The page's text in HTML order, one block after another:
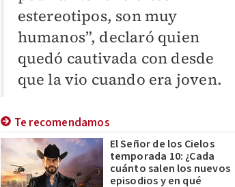
estereotipos, son muy
humanos”, declaró quien
quedó cautivada con desde
que la vio cuando era joven.
Te recomendamos
El Señor de los Cielos
temporada 10: ¿Cada
cuánto salen los nuevos
episodios y en qué